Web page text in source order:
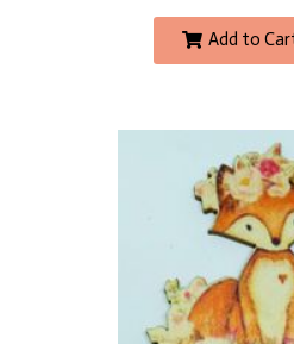
Add to